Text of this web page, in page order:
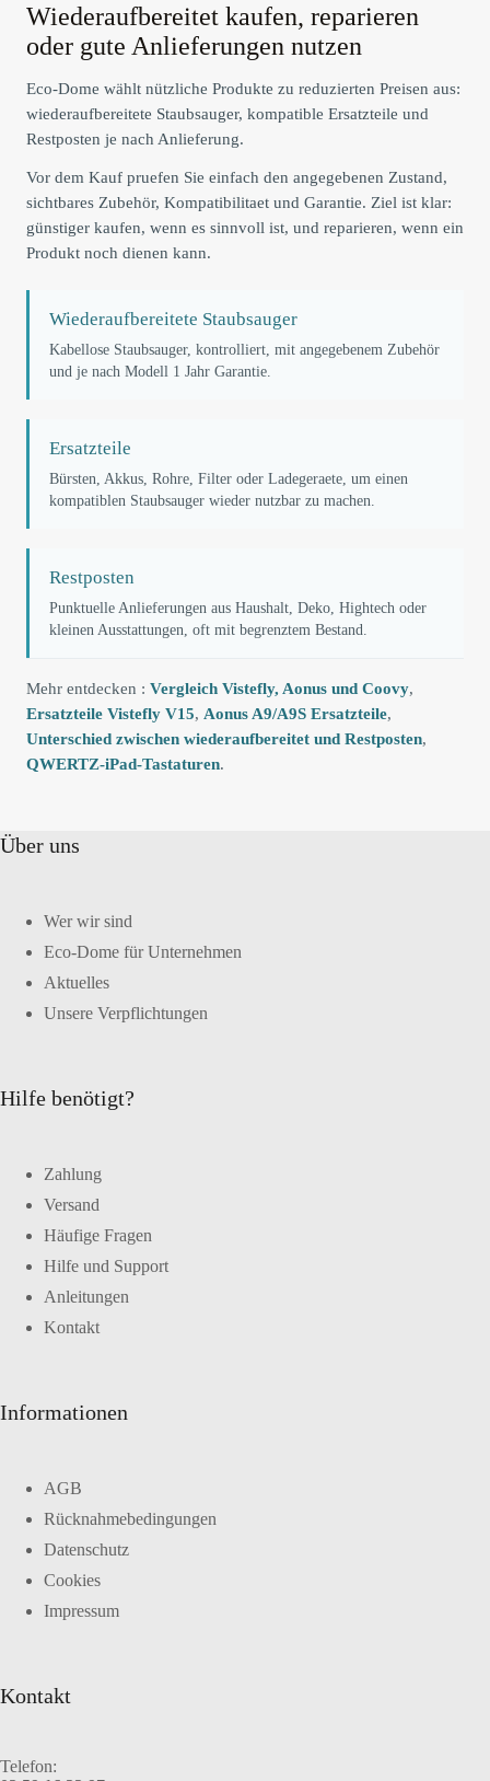
Wiederaufbereitet kaufen, reparieren
oder gute Anlieferungen nutzen
Eco-Dome wählt nützliche Produkte zu reduzierten Preisen aus:
wiederaufbereitete Staubsauger, kompatible Ersatzteile und
Restposten je nach Anlieferung.
Vor dem Kauf pruefen Sie einfach den angegebenen Zustand,
sichtbares Zubehör, Kompatibilitaet und Garantie. Ziel ist klar:
günstiger kaufen, wenn es sinnvoll ist, und reparieren, wenn ein
Produkt noch dienen kann.
Wiederaufbereitete Staubsauger
Kabellose Staubsauger, kontrolliert, mit angegebenem Zubehör
und je nach Modell 1 Jahr Garantie.
Ersatzteile
Bürsten, Akkus, Rohre, Filter oder Ladegeraete, um einen
kompatiblen Staubsauger wieder nutzbar zu machen.
Restposten
Punktuelle Anlieferungen aus Haushalt, Deko, Hightech oder
kleinen Ausstattungen, oft mit begrenztem Bestand.
Mehr entdecken : Vergleich Vistefly, Aonus und Coovy,
Ersatzteile Vistefly V15, Aonus A9/A9S Ersatzteile,
Unterschied zwischen wiederaufbereitet und Restposten,
QWERTZ-iPad-Tastaturen.
Über uns
Wer wir sind
Eco-Dome für Unternehmen
Aktuelles
Unsere Verpflichtungen
Hilfe benötigt?
Zahlung
Versand
Häufige Fragen
Hilfe und Support
Anleitungen
Kontakt
Informationen
AGB
Rücknahmebedingungen
Datenschutz
Cookies
Impressum
Kontakt
Telefon: